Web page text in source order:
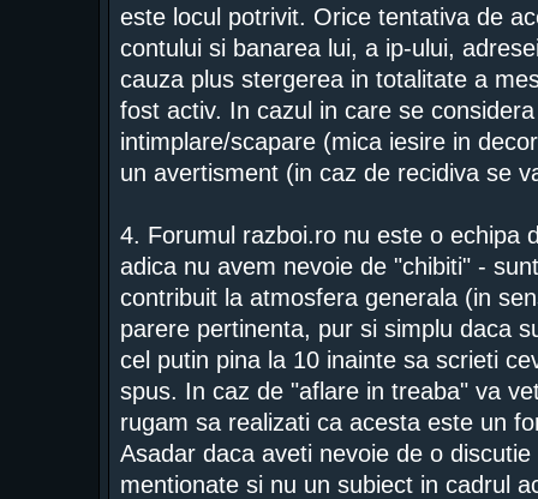
este locul potrivit. Orice tentativa de
contului si banarea lui, a ip-ului,
cauza plus stergerea in totalitate a
fost activ. In cazul in care se
intimplare/scapare (mica iesire in
un avertisment (in caz de recidiva se
4. Forumul razboi.ro nu este o echipa
adica nu avem nevoie de "chibiti" -
contribuit la atmosfera generala (in
parere pertinenta, pur si simplu daca
cel putin pina la 10 inainte sa scrieti
spus. In caz de "aflare in treaba" va
rugam sa realizati ca acesta este un
Asadar daca aveti nevoie de o
mentionate si nu un subiect in cadrul